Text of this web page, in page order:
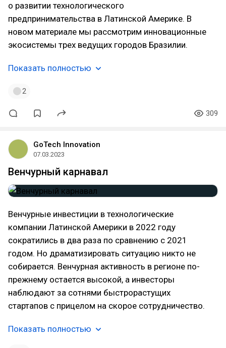
о развитии технологического
предпринимательства в Латинской Америке. В
новом материале мы рассмотрим инновационные
экосистемы трех ведущих городов Бразилии.
Показать полностью
2
309
GoTech Innovation
07.03.2023
Венчурный карнавал
Венчурные инвестиции в технологические
компании Латинской Америки в 2022 году
сократились в два раза по сравнению с 2021
годом. Но драматизировать ситуацию никто не
собирается. Венчурная активность в регионе по-
прежнему остается высокой, а инвесторы
наблюдают за сотнями быстрорастущих
стартапов с прицелом на скорое сотрудничество.
Показать полностью